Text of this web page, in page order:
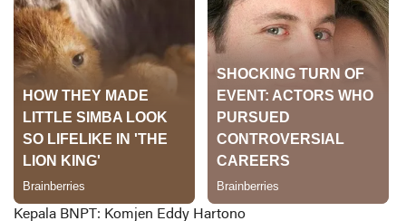
Kepala BNPT: Komjen Eddy Hartono